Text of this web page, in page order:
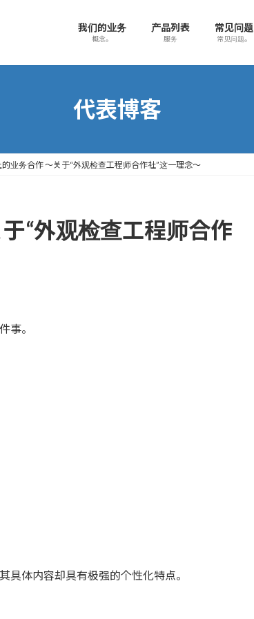
我们的业务
概念。
产品列表
服务
常见问题
常见问题。
代表博客
业务合作 ～关于“外观检查工程师合作社”这一理念～
“外观检查工程师合作
事。
具体内容却具有极强的个性化特点。